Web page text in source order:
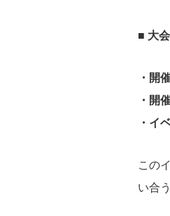
■ 大
・ 開
・開
・イ
この
い合